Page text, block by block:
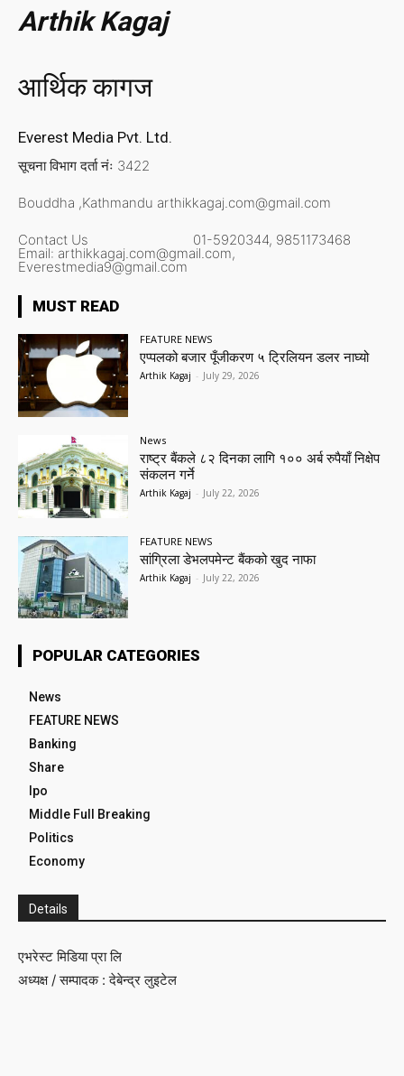
Arthik Kagaj
आर्थिक कागज
Everest Media Pvt. Ltd.
सूचना विभाग दर्ता नंः 3422
Bouddha ,Kathmandu arthikkagaj.com@gmail.com
Contact Us 01-5920344, 9851173468
Email: arthikkagaj.com@gmail.com,
Everestmedia9@gmail.com
MUST READ
FEATURE NEWS
एप्पलको बजार पूँजीकरण ५ ट्रिलियन डलर नाघ्यो
Arthik Kagaj - July 29, 2026
News
राष्ट्र बैंकले ८२ दिनका लागि १०० अर्ब रुपैयाँ निक्षेप
संकलन गर्ने
Arthik Kagaj - July 22, 2026
FEATURE NEWS
सांग्रिला डेभलपमेन्ट बैंकको खुद नाफा
Arthik Kagaj - July 22, 2026
POPULAR CATEGORIES
News
FEATURE NEWS
Banking
Share
Ipo
Middle Full Breaking
Politics
Economy
Details
एभरेस्ट मिडिया प्रा लि
अध्यक्ष / सम्पादक : देबेन्द्र लुइटेल